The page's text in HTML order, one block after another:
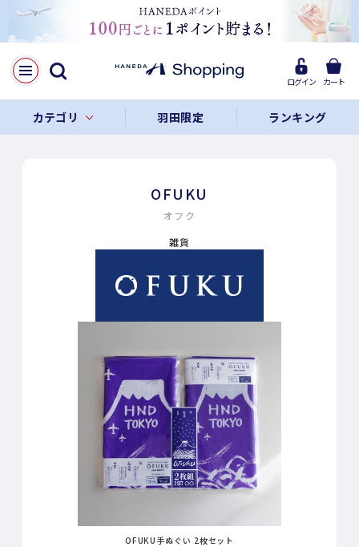
ログイン カート
カテゴリ 羽田限定 ランキング
OFUKU手ぬぐい 2枚セット
OFUKU
オフク
雑貨